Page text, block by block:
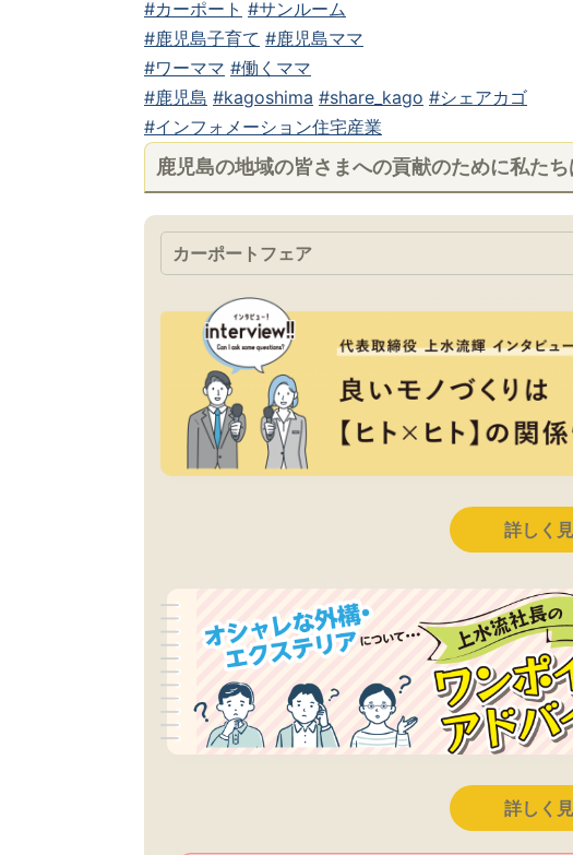
#カーポート #サンルーム
#鹿児島子育て #鹿児島ママ
#ワーママ #働くママ
#鹿児島 #kagoshima #share_kago #シェアカゴ
#インフォメーション住宅産業
鹿児島の地域の皆さまへの貢献のために私たち
カーポートフェア
詳しく
詳しく